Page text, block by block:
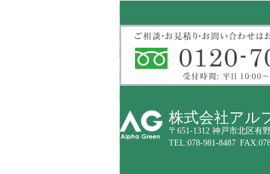
株式会社アル
〒651-1312 神戸市北区有
TEL:078-981-8487